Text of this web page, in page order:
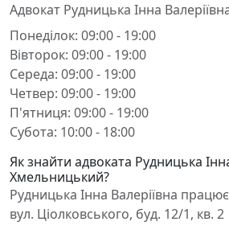
Адвокат Рудницька Інна
Понеділок: 09:00 - 19:00
Вівторок: 09:00 - 19:00
Середа: 09:00 - 19:00
Четвер: 09:00 - 19:00
П'ятниця: 09:00 - 19:00
Субота: 10:00 - 18:00
Як знайти адвоката Рудницька
Хмельницький?
Рудницька Інна Валеріївна
вул. Ціолковського, буд. 12/1, кв. 2